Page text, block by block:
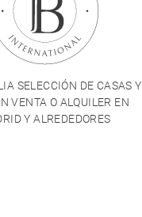
SELECCIÓN DE CASAS Y
VENTA O ALQUILER EN
Y ALREDEDORES